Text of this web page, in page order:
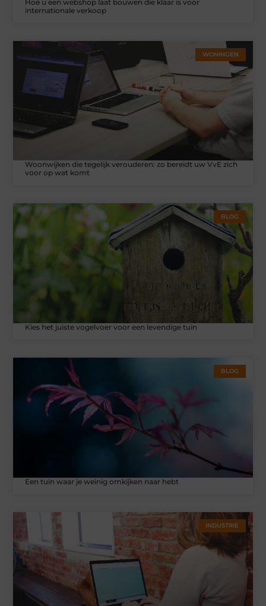
Hoe u een webshop laat bouwen die klaar is voor
internationale verkoop
WONINGEN
Woonwijken die tegelijk verouderen: zo bereidt uw VvE zich
voor op wat komt
BLOG
Kies het juiste vogelvoer voor een levendige tuin
BLOG
Een tuin waar je weinig omkijken naar hebt
INDUSTRIE